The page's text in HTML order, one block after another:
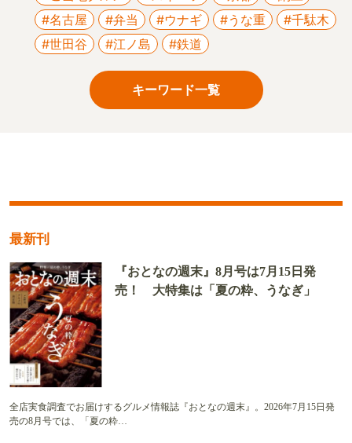
#名古屋
#弁当 #ウナギ #うな重
#千駄木
#世田谷
#江ノ島 #鉄道
キーワード一覧
最新刊
『おとなの週末』8月号は7月15日発
売！ 大特集は「夏の粋、うなぎ」
全店実食調査でお届けするグルメ情報誌『おとなの週末』。2026年7月15日発
売の8月号では、「夏の粋…